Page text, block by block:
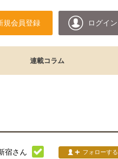
規会員登録 ログイン
連載コラム
宿さん フォローする